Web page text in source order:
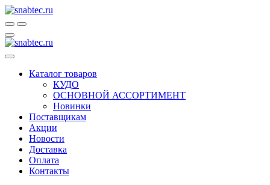
Каталог товаров
КУДО
ОСНОВНОЙ АССОРТИМЕНТ
Новинки
Поставщикам
Акции
Новости
Доставка
Оплата
Контакты